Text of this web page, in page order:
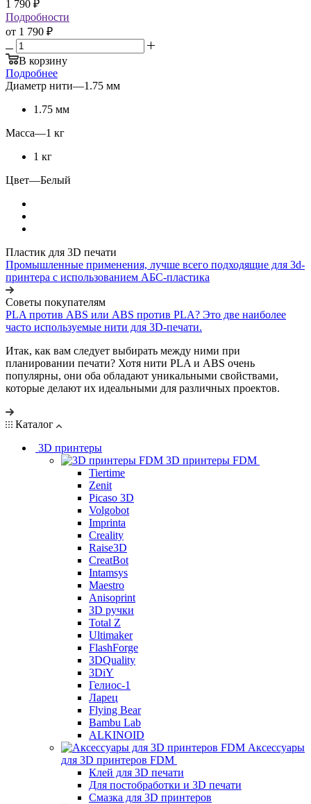
1 790 ₽
Подробности
от 1 790 ₽
В корзину
Подробнее
Диаметр нити—1.75 мм
1.75 мм
Масса—1 кг
1 кг
Цвет—Белый
Пластик для 3D печати
Промышленные применения, лучше всего подходящие для 3d-
принтера с использованием АБС-пластика
Советы покупателям
PLA против ABS или ABS против PLA? Это две наиболее
часто используемые нити для 3D-печати.
Итак, как вам следует выбирать между ними при
планировании печати? Хотя нити PLA и ABS очень
популярны, они оба обладают уникальными свойствами,
которые делают их идеальными для различных проектов.
Каталог
3D принтеры
3D принтеры FDM
Tiertime
Zenit
Picaso 3D
Volgobot
Imprinta
Creality
Raise3D
CreatBot
Intamsys
Maestro
Anisoprint
3D ручки
Total Z
Ultimaker
FlashForge
3DQuality
3DiY
Гелиос-1
Ларец
Flying Bear
Bambu Lab
ALKINOID
Аксессуары
для 3D принтеров FDM
Клей для 3D печати
Для постобработки и 3D печати
Смазка для 3D принтеров